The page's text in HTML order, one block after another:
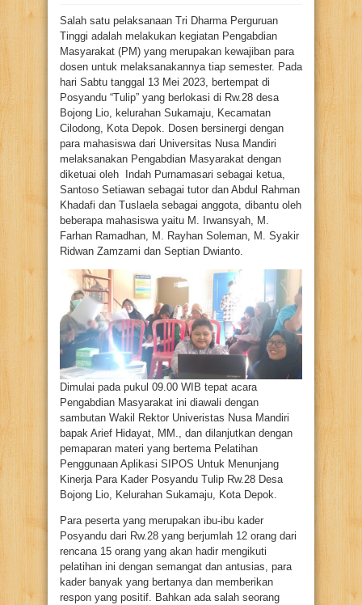
Salah satu pelaksanaan Tri Dharma Perguruan
Tinggi adalah melakukan kegiatan Pengabdian
Masyarakat (PM) yang merupakan kewajiban para
dosen untuk melaksanakannya tiap semester. Pada
hari Sabtu tanggal 13 Mei 2023, bertempat di
Posyandu “Tulip” yang berlokasi di Rw.28 desa
Bojong Lio, kelurahan Sukamaju, Kecamatan
Cilodong, Kota Depok. Dosen bersinergi dengan
para mahasiswa dari Universitas Nusa Mandiri
melaksanakan Pengabdian Masyarakat dengan
diketuai oleh Indah Purnamasari sebagai ketua,
Santoso Setiawan sebagai tutor dan Abdul Rahman
Khadafi dan Tuslaela sebagai anggota, dibantu oleh
beberapa mahasiswa yaitu M. Irwansyah, M.
Farhan Ramadhan, M. Rayhan Soleman, M. Syakir
Ridwan Zamzami dan Septian Dwianto.
Dimulai pada pukul 09.00 WIB tepat acara
Pengabdian Masyarakat ini diawali dengan
sambutan Wakil Rektor Univeristas Nusa Mandiri
bapak Arief Hidayat, MM., dan dilanjutkan dengan
pemaparan materi yang bertema Pelatihan
Penggunaan Aplikasi SIPOS Untuk Menunjang
Kinerja Para Kader Posyandu Tulip Rw.28 Desa
Bojong Lio, Kelurahan Sukamaju, Kota Depok.
Para peserta yang merupakan ibu-ibu kader
Posyandu dari Rw.28 yang berjumlah 12 orang dari
rencana 15 orang yang akan hadir mengikuti
pelatihan ini dengan semangat dan antusias, para
kader banyak yang bertanya dan memberikan
respon yang positif. Bahkan ada salah seorang